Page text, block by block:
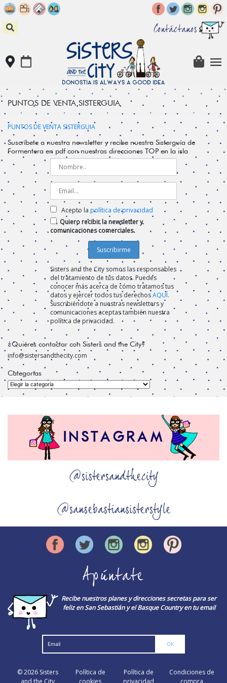
Skip
to
content
Contáctanos
PUNTOS DE VENTA SISTERGUIA
PUNTOS DE VENTA SISTERGUIA
Suscríbete a nuestra newsletter y recibe nuestra Sisterguía de
Formentera en pdf con nuestras direcciones TOP en la isla
Acepto la política de privacidad
Quiero recibir la newsletter y
comunicaciones comerciales
Sisters and the City somos las responsables
del tratamiento de tus datos. Puedes
conocer más acerca de cómo tratamos tus
datos y ejercer todos tus derechosAQUÍ.
Suscribiéndote a nuestras newsletters y
comunicaciones aceptas también nuestra
política de privacidad.
¿Quiéres contactar con Sisters and the City?
info@sistersandthecity.com
Categorías
Categorías
@sistersandthecity
@sansebastiansisterstyle
Apúntate
Recibe nuestros planes y direcciones secretas para ser
feliz en San Sebastián y el Basque Country en tu email
© 2026 Sisters
and the City
Política de
cookies
Política de
privacidad
Condiciones de
compra